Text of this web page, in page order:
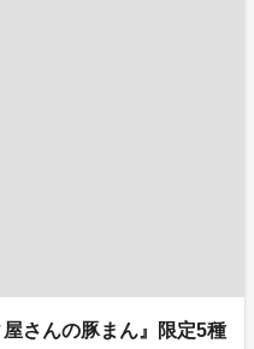
さんの豚まん』限定5種